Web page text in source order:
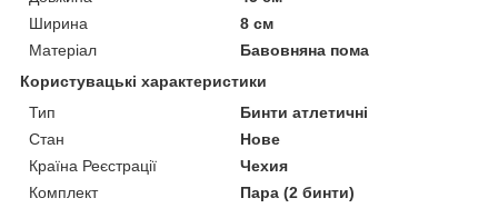
Ширина
8 см
Матеріал
Бавовняна пома
Користувацькі характеристики
Тип
Бинти атлетичні
Стан
Нове
Країна Реєстрації
Чехия
Комплект
Пара (2 бинти)